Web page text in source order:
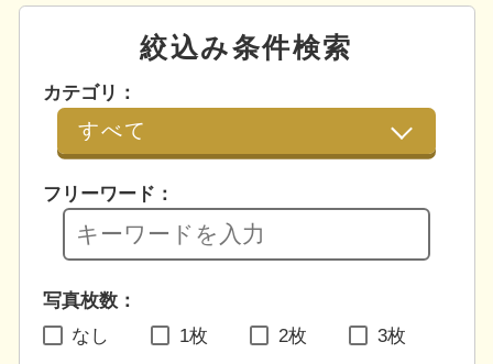
絞込み条件検索
カテゴリ：
フリーワード：
写真枚数：
なし
1枚 2枚 3枚